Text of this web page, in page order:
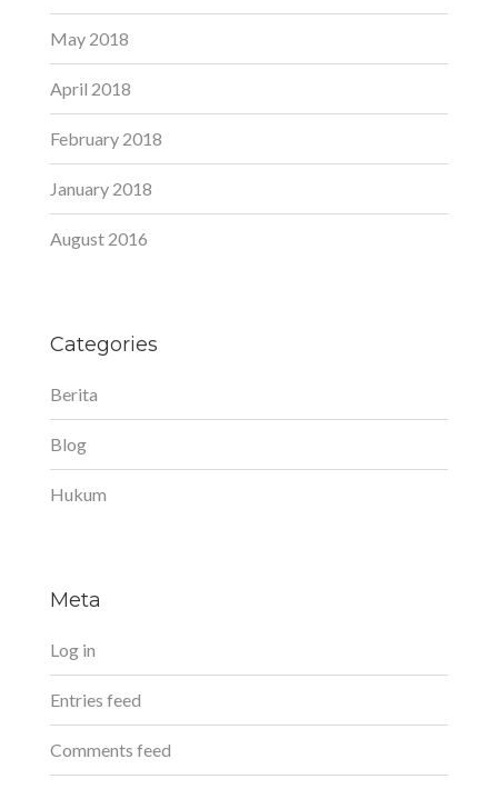
May 2018
April 2018
February 2018
January 2018
August 2016
Categories
Berita
Blog
Hukum
Meta
Log in
Entries feed
Comments feed